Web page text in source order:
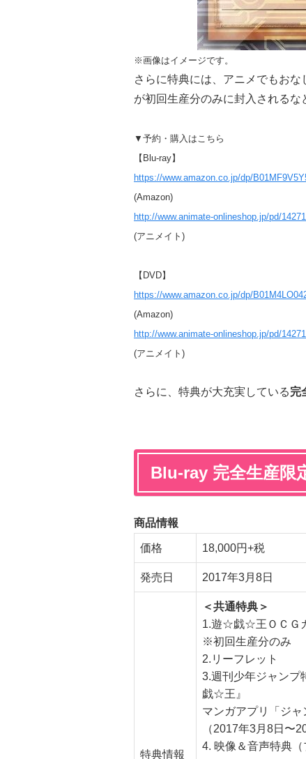
※画像はイメージです。
さらに特典には、アニメでもおな
が初回生産分のみに封入されるな
▼予約・購入はこちら
【Blu-ray】
https://www.amazon.co.jp/dp/
(Amazon)
http://www.animate-onlineshop.jp/pd/
(アニメイト )
【DVD】
https://www.amazon.co.jp/dp/
(Amazon)
http://www.animate-onlineshop.jp/pd/
(アニメイト)
さらに、特典が大充実している完
Blu-ray 完全生産限
商品情報
価格 18,000円+税
発売日 2017年3月8日
特典情報
＜共通特典＞
1.遊☆戯☆王ＯＣＧ
※初回生産分のみ
2.リーフレット
3.週刊少年ジャン
戯☆王』
マンガアプリ「ジ
（2017年3月8日〜
4. 映像＆音声特典（